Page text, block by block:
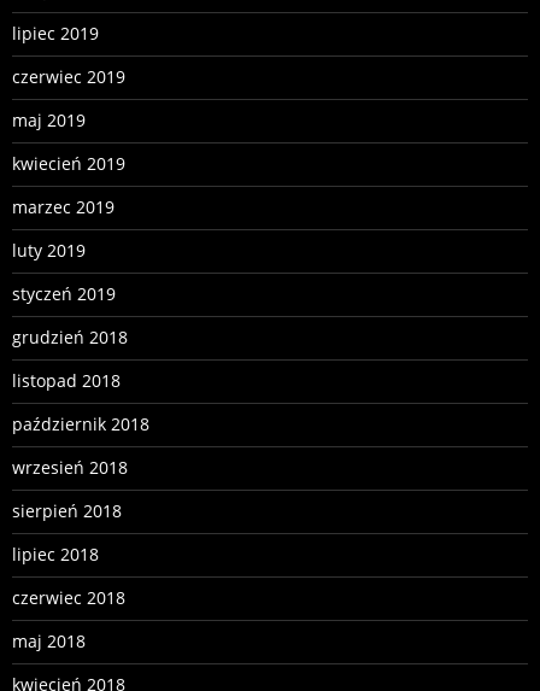
lipiec 2019
czerwiec 2019
maj 2019
kwiecień 2019
marzec 2019
luty 2019
styczeń 2019
grudzień 2018
listopad 2018
październik 2018
wrzesień 2018
sierpień 2018
lipiec 2018
czerwiec 2018
maj 2018
kwiecień 2018